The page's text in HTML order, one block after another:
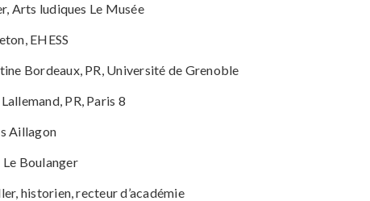
Arts ludiques Le Musée
EHESS
Bordeaux, PR, Université de Grenoble
PR, Paris 8
Aillagon
Boulanger
historien, recteur d’académie